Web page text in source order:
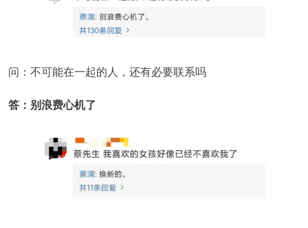
问：不可能在一起的人，还有必要联系吗
答：别浪费心机了